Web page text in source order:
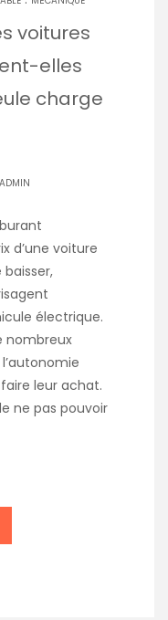
voitures
elles
charge
ADMIN
d’une voiture
électrique.
nombreux
leur achat.
ne pas pouvoir